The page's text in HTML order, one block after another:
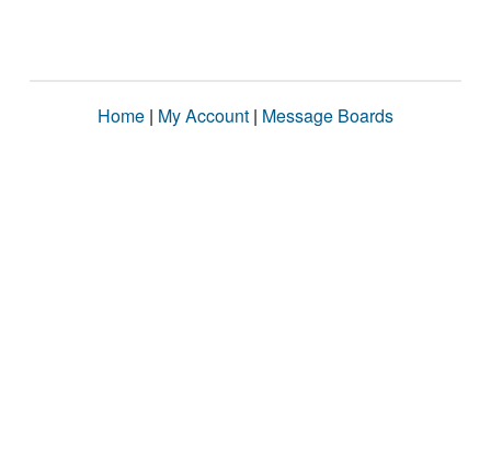
Home | My Account | Message Boards